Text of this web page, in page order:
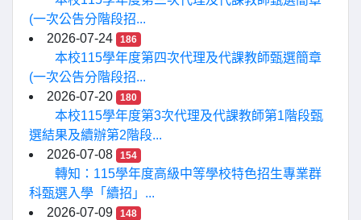
(一次公告分階段招...
2026-07-24
186
本校115學年度第四次代理及代課教師甄選簡章
(一次公告分階段招...
2026-07-20
180
本校115學年度第3次代理及代課教師第1階段甄
選結果及續辦第2階段...
2026-07-08
154
轉知：115學年度高級中等學校特色招生專業群
科甄選入學「續招」...
2026-07-09
148